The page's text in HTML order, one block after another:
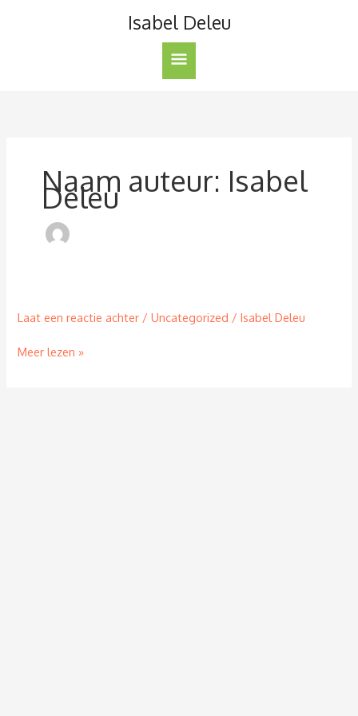
Isabel Deleu
Hoofdmenu
Naam auteur: Isabel
Deleu
Laat een reactie achter /Uncategorized /Isabel Deleu
Meer lezen »